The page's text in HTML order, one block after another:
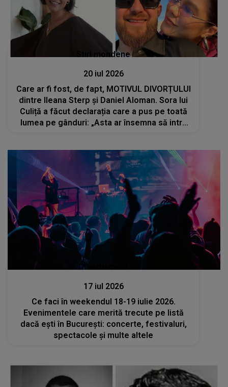
Stiri mondene
20 iul 2026
Care ar fi fost, de fapt, MOTIVUL DIVORȚULUI
dintre Ileana Sterp și Daniel Aloman. Sora lui
Culiță a făcut declarația care a pus pe toată
lumea pe gânduri: „Asta ar însemna să intru
Divertisment
17 iul 2026
Ce faci în weekendul 18-19 iulie 2026.
Evenimentele care merită trecute pe listă
dacă ești în București: concerte, festivaluri,
spectacole și multe altele